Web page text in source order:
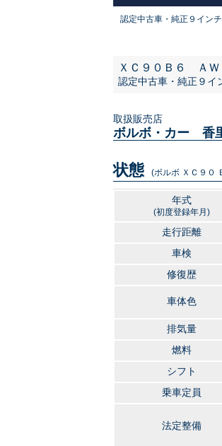
認定中古車・純正９イン
ＸＣ９０Ｂ６ ＡＷ
認定中古車・純正９イ
取扱販売店
ボルボ・カー 香
状態 (ボルボ ＸＣ９
年式
(初度登録年月)
走行距離
車検
修復歴
車体色
排気量
燃料
シフト
乗車定員
法定整備